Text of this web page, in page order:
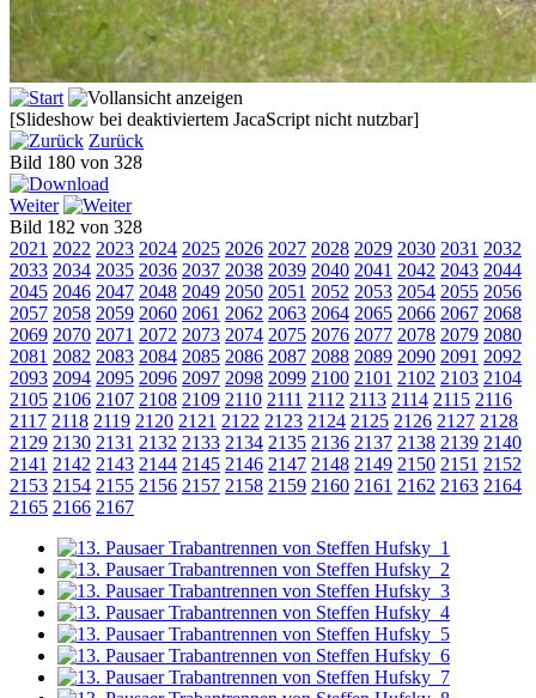
[Slideshow bei deaktiviertem JacaScript nicht nutzbar]
Zurück
Bild 180 von 328
Weiter
Bild 182 von 328
2021 2022 2023 2024 2025 2026 2027 2028 2029 2030 2031 2032
2033 2034 2035 2036 2037 2038 2039 2040 2041 2042 2043 2044
2045 2046 2047 2048 2049 2050 2051 2052 2053 2054 2055 2056
2057 2058 2059 2060 2061 2062 2063 2064 2065 2066 2067 2068
2069 2070 2071 2072 2073 2074 2075 2076 2077 2078 2079 2080
2081 2082 2083 2084 2085 2086 2087 2088 2089 2090 2091 2092
2093 2094 2095 2096 2097 2098 2099 2100 2101 2102 2103 2104
2105 2106 2107 2108 2109 2110 2111 2112 2113 2114 2115 2116
2117 2118 2119 2120 2121 2122 2123 2124 2125 2126 2127 2128
2129 2130 2131 2132 2133 2134 2135 2136 2137 2138 2139 2140
2141 2142 2143 2144 2145 2146 2147 2148 2149 2150 2151 2152
2153 2154 2155 2156 2157 2158 2159 2160 2161 2162 2163 2164
2165 2166 2167